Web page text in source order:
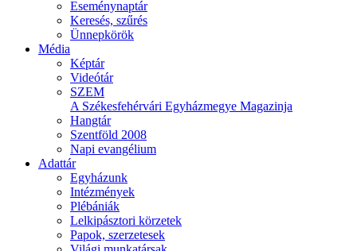
Eseménynaptár
Keresés, szűrés
Ünnepkörök
Média
Képtár
Videótár
SZEM
A Székesfehérvári Egyházmegye Magazinja
Hangtár
Szentföld 2008
Napi evangélium
Adattár
Egyházunk
Intézmények
Plébániák
Lelkipásztori körzetek
Papok, szerzetesek